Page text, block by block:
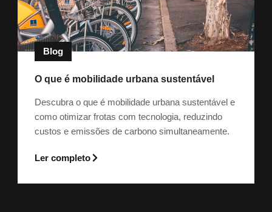
Blog
O que é mobilidade urbana sustentável
Descubra o que é mobilidade urbana sustentável e
como otimizar frotas com tecnologia, reduzindo
custos e emissões de carbono simultaneamente.
Ler completo